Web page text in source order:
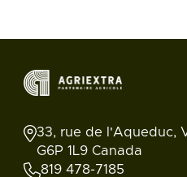
33, rue de l'Aqueduc,
G6P 1L9 Canada
819 478-7185